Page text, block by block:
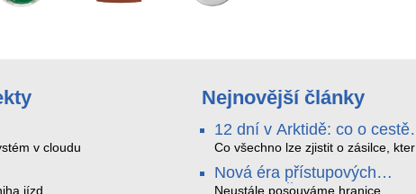
v cloudu
jízd
Nejnovější články
12 dní v Arktidě: co o cestě
na Nordkapp řekla data ze
SMARTBOX 2 MAX
Co všechno lze zjistit o zásilce, která
SMARTBOX 2 MAX jsme vzali na
trasu z Tromsø přes Lofoty, Kirunu a
Nová éra přístupových
Neustále posouváme hranice